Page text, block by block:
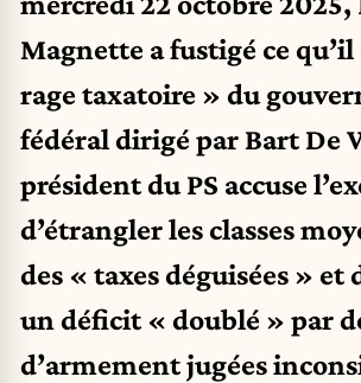
Magnette a fustigé ce
rage taxatoire » du
fédéral dirigé par Bart De
président du PS accuse
d’étrangler les classes
des « taxes déguisées » et
un déficit « doublé » par
d’armement jugées